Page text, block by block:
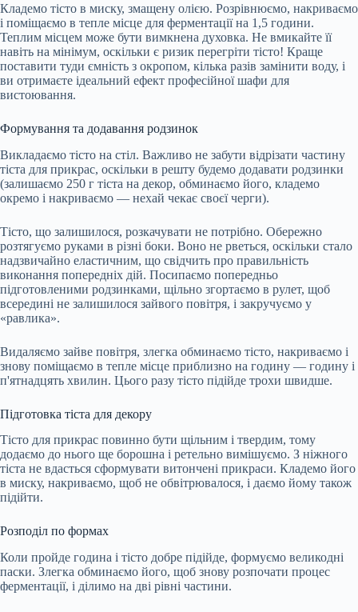
Кладемо тісто в миску, змащену олією. Розрівнюємо, накриваємо
і поміщаємо в тепле місце для ферментації на 1,5 години.
Теплим місцем може бути вимкнена духовка. Не вмикайте її
навіть на мінімум, оскільки є ризик перегріти тісто! Краще
поставити туди ємність з окропом, кілька разів замінити воду, і
ви отримаєте ідеальний ефект професійної шафи для
вистоювання.
Формування та додавання родзинок
Викладаємо тісто на стіл. Важливо не забути відрізати частину
тіста для прикрас, оскільки в решту будемо додавати родзинки
(залишаємо 250 г тіста на декор, обминаємо його, кладемо
окремо і накриваємо — нехай чекає своєї черги).
Тісто, що залишилося, розкачувати не потрібно. Обережно
розтягуємо руками в різні боки. Воно не рветься, оскільки стало
надзвичайно еластичним, що свідчить про правильність
виконання попередніх дій. Посипаємо попередньо
підготовленими родзинками, щільно згортаємо в рулет, щоб
всередині не залишилося зайвого повітря, і закручуємо у
«равлика».
Видаляємо зайве повітря, злегка обминаємо тісто, накриваємо і
знову поміщаємо в тепле місце приблизно на годину — годину і
п'ятнадцять хвилин. Цього разу тісто підійде трохи швидше.
Підготовка тіста для декору
Тісто для прикрас повинно бути щільним і твердим, тому
додаємо до нього ще борошна і ретельно вимішуємо. З ніжного
тіста не вдасться сформувати витончені прикраси. Кладемо його
в миску, накриваємо, щоб не обвітрювалося, і даємо йому також
підійти.
Розподіл по формах
Коли пройде година і тісто добре підійде, формуємо великодні
паски. Злегка обминаємо його, щоб знову розпочати процес
ферментації, і ділимо на дві рівні частини.